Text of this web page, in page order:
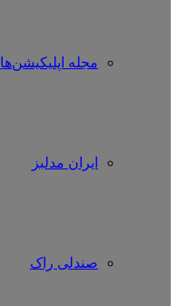
مجله اپلیکیشن‌ها
ایران مدلبز
صندلی راک